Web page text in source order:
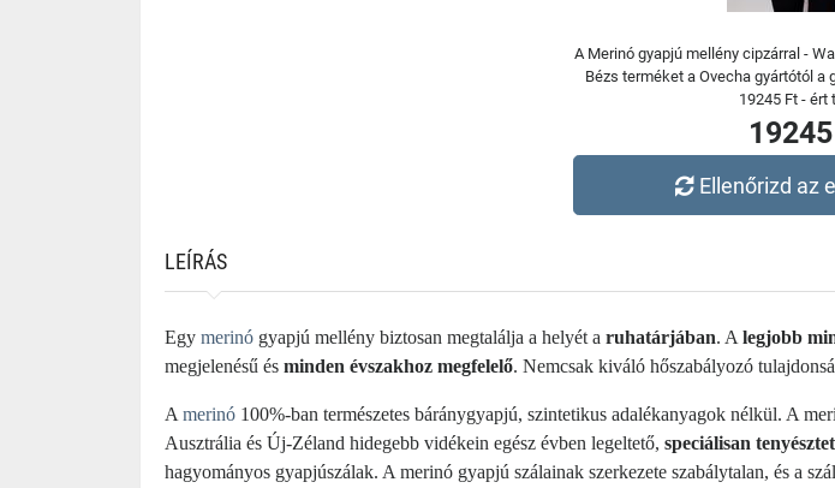
A Merinó gyapjú mellény cipzárral -
Bézs terméket a Ovecha gyártótól a
19245 Ft - ért
Ellenőrizd az
LEÍRÁS
Egy merinó gyapjú mellény biztosan megtalálja a helyét a ruhatárjában. A legjobb
megjelenésű és minden évszakhoz megfelelő. Nemcsak kiváló hőszabályozó
A merinó 100%-ban természetes báránygyapjú, szintetikus adalékanyagok nélkül. A
Ausztrália és Új-Zéland hidegebb vidékein egész évben legeltető, speciálisan
hagyományos gyapjúszálak. A merinó gyapjú szálainak szerkezete szabálytalan, és a